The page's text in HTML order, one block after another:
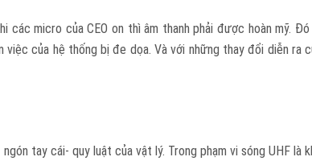
micro của CEO on thì âm thanh phải được hoàn mỹ.
của hệ thống bị đe dọa. Và với những thay đổi diễn ra
tay cái- quy luật của vật lý. Trong phạm vi sóng UHF là